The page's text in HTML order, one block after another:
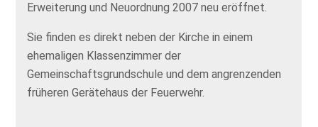
Erweiterung und Neuordnung 2007 neu eröffnet.
Sie finden es direkt neben der Kirche in einem
ehemaligen Klassenzimmer der
Gemeinschaftsgrundschule und dem angrenzenden
früheren Gerätehaus der Feuerwehr.